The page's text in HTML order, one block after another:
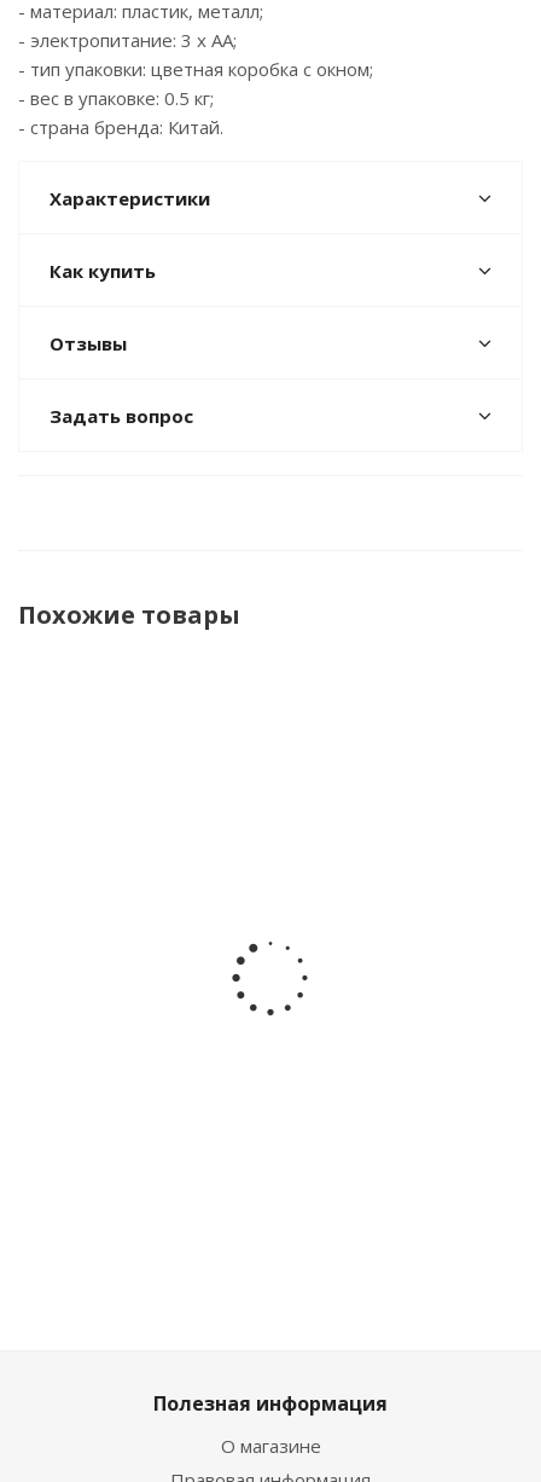
- материал: пластик, металл;
- электропитание: 3 х АА;
- тип упаковки: цветная коробка с окном;
- вес в упаковке: 0.5 кг;
- страна бренда: Китай.
Характеристики
Как купить
Отзывы
Задать вопрос
Похожие товары
Единорог
говорит
повторяет
звуки TT2993
Полезная информация
О магазине